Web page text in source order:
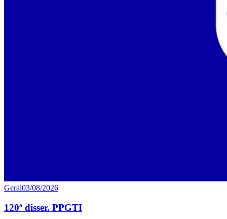
Geral03/08/2026
120ª disser. PPGTI